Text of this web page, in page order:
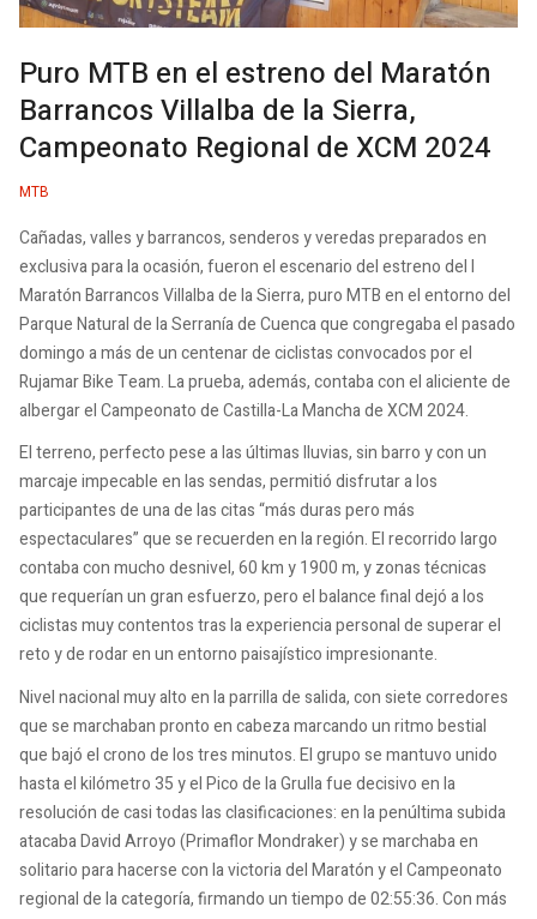
Puro MTB en el estreno del Maratón
Barrancos Villalba de la Sierra,
Campeonato Regional de XCM 2024
MTB
Cañadas, valles y barrancos, senderos y veredas preparados en
exclusiva para la ocasión, fueron el escenario del estreno del I
Maratón Barrancos Villalba de la Sierra, puro MTB en el entorno del
Parque Natural de la Serranía de Cuenca que congregaba el pasado
domingo a más de un centenar de ciclistas convocados por el
Rujamar Bike Team. La prueba, además, contaba con el aliciente de
albergar el Campeonato de Castilla-La Mancha de XCM 2024.
El terreno, perfecto pese a las últimas lluvias, sin barro y con un
marcaje impecable en las sendas, permitió disfrutar a los
participantes de una de las citas “más duras pero más
espectaculares” que se recuerden en la región. El recorrido largo
contaba con mucho desnivel, 60 km y 1900 m, y zonas técnicas
que requerían un gran esfuerzo, pero el balance final dejó a los
ciclistas muy contentos tras la experiencia personal de superar el
reto y de rodar en un entorno paisajístico impresionante.
Nivel nacional muy alto en la parrilla de salida, con siete corredores
que se marchaban pronto en cabeza marcando un ritmo bestial
que bajó el crono de los tres minutos. El grupo se mantuvo unido
hasta el kilómetro 35 y el Pico de la Grulla fue decisivo en la
resolución de casi todas las clasificaciones: en la penúltima subida
atacaba David Arroyo (Primaflor Mondraker) y se marchaba en
solitario para hacerse con la victoria del Maratón y el Campeonato
regional de la categoría, firmando un tiempo de 02:55:36. Con más